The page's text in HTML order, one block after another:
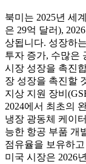
북미는 2025년 세
은 29억 달러),
상됩니다. 성장하
투자 증가, 수많은
시장 성장을 촉진
장 성장을 촉진할
지상 지원 장비
2024에서 최초의
냉장 광동체 케이
능한 항공 부품 개
점유율을 보유하
미국 시장은 2026